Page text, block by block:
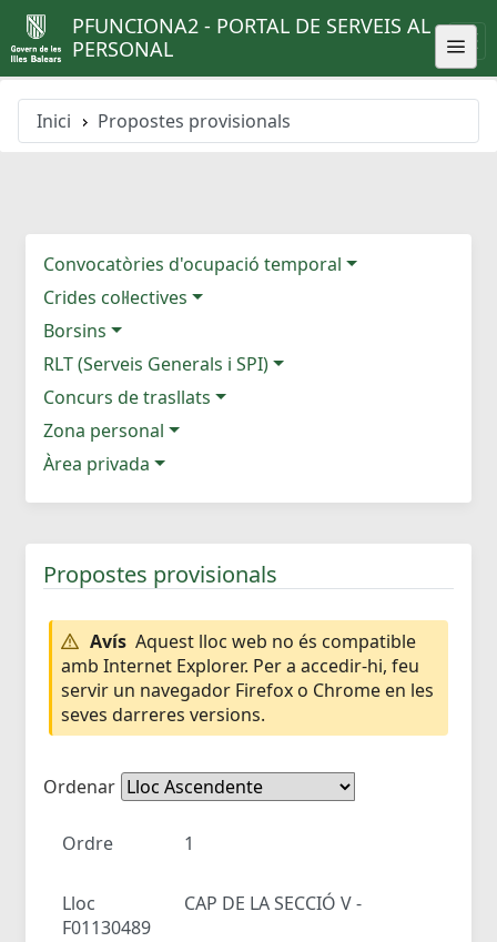
PFUNCIONA2 - PORTAL DE SERVEIS AL
PERSONAL
Inici Propostes provisionals
Convocatòries d'ocupació temporal
Crides col·lectives
Borsins
RLT (Serveis Generals i SPI)
Concurs de trasllats
Zona personal
Àrea privada
Propostes provisionals
Avís Aquest lloc web no és compatible
amb Internet Explorer. Per a accedir-hi, feu
servir un navegador Firefox o Chrome en les
seves darreres versions.
Ordenar
Ordre 1
Lloc
CAP DE LA SECCIÓ V -
F01130489